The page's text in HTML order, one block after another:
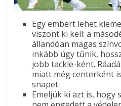
Egy embert lehet
viszont ki kell: a
állandóan magas
inkább úgy tűnik,
jobb tackle-ként.
miatt még centerként
snapet.
Emeljük ki azt is, hogy